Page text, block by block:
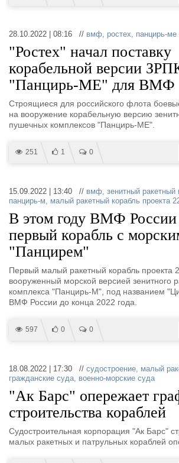
28.10.2022 | 08:16 // вмф, ростех, панцирь-ме
"Ростех" начал поставку
корабельной версии
"Панцирь-МЕ" для ВМФ
Строящиеся для российского флота
на вооружение корабельную версию
пушечных комплексов "Панцирь-МЕ".
251 1 0
15.09.2022 | 13:40 // вмф, зенитный ракетный
панцирь-м, малый ракетный корабль проекта
В этом году ВМФ России
первый корабль с
"Панцирем"
Первый малый ракетный корабль проекта
вооруженный морской версией зенитного
комплекса "Панцирь-М", под названием
ВМФ России до конца 2022 года.
597 0 0
18.08.2022 | 17:30 // судостроение, малый
гражданские суда, военно-морские суда
"Ак Барс" опережает
строительства кораблей
Судостроительная корпорация "Ак Барс"
малых ракетных и патрульных кораблей